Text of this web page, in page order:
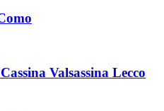
Valsassina Lecco